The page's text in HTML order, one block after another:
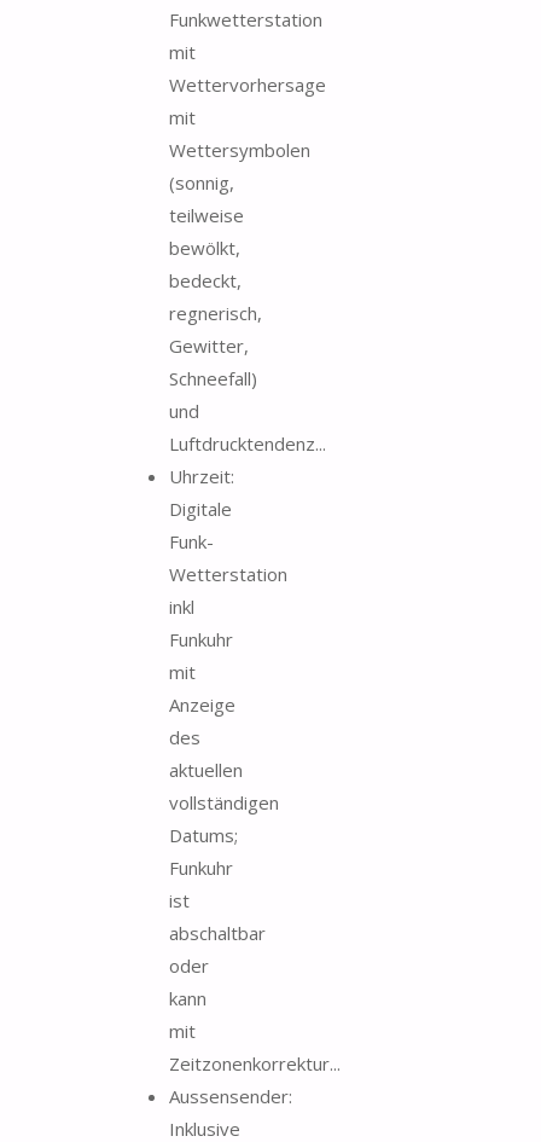
Funkwetterstation
mit
Wettervorhersage
mit
Wettersymbolen
(sonnig,
teilweise
bewölkt,
bedeckt,
regnerisch,
Gewitter,
Schneefall)
und
Luftdrucktendenz...
Uhrzeit:
Digitale
Funk-
Wetterstation
inkl
Funkuhr
mit
Anzeige
des
aktuellen
vollständigen
Datums;
Funkuhr
ist
abschaltbar
oder
kann
mit
Zeitzonenkorrektur...
Aussensender:
Inklusive